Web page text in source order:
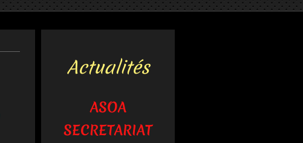
Actualités
ASOA
SECRETARIAT